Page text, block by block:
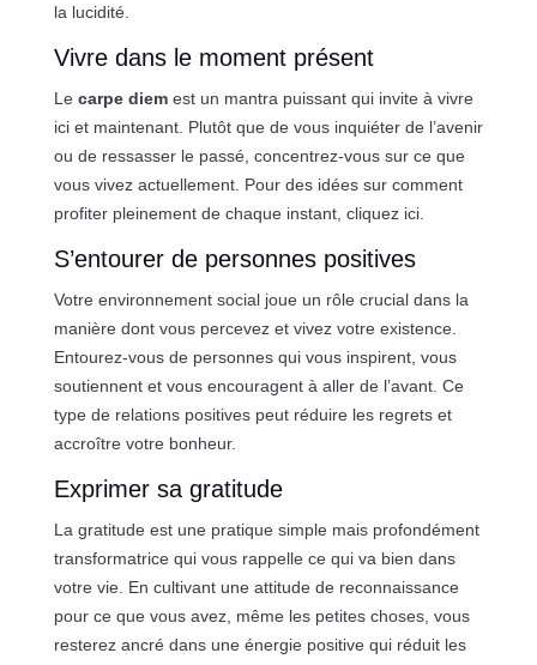
la lucidité.
Vivre dans le moment présent
Le carpe diemest un mantra puissant qui invite à vivre
ici et maintenant. Plutôt que de vous inquiéter de l’avenir
ou de ressasser le passé, concentrez-vous sur ce que
vous vivez actuellement. Pour des idées sur comment
profiter pleinement de chaque instant, cliquez ici.
S’entourer de personnes positives
Votre environnement social joue un rôle crucial dans la
manière dont vous percevez et vivez votre existence.
Entourez-vous de personnes qui vous inspirent, vous
soutiennent et vous encouragent à aller de l’avant. Ce
type de relations positives peut réduire les regrets et
accroître votre bonheur.
Exprimer sa gratitude
La gratitude est une pratique simple mais profondément
transformatrice qui vous rappelle ce qui va bien dans
votre vie. En cultivant une attitude de reconnaissance
pour ce que vous avez, même les petites choses, vous
resterez ancré dans une énergie positive qui réduit les